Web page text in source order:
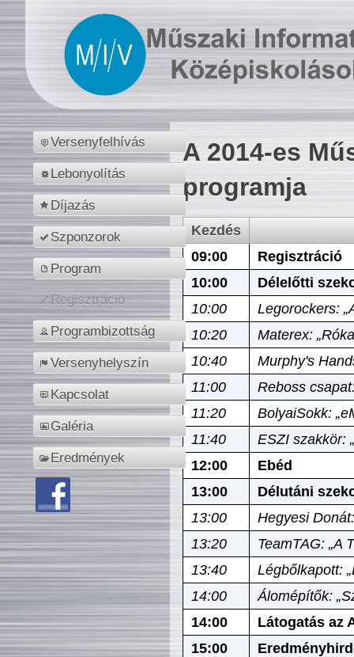
Versenyfelhívás
Lebonyolítás
Díjazás
Szponzorok
Program
Regisztráció
Programbizottság
Versenyhelyszín
Kapcsolat
Galéria
Eredmények
A 2014-es
programja
Kezdés
09:00
Regisztráció
10:00
Délelőtti
10:00
Legorockers:
10:20
Materex:
10:40
Murphy's
11:00
Reboss
11:20
BolyaiSokk:
11:40
ESZI szakkör:
12:00
Ebéd
13:00
Délutáni
13:00
Hegyesi
13:20
TeamTAG: „A
13:40
Légbőlkapott:
14:00
Álomépítők:
14:00
Látogatás az
15:00